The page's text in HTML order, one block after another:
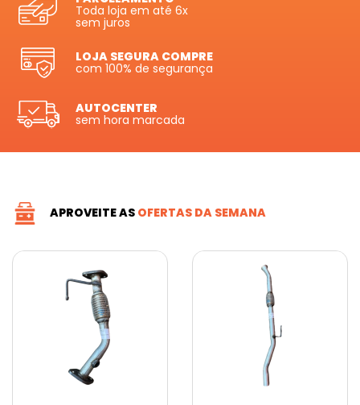
Toda loja em até 6x
sem juros
LOJA SEGURA COMPRE
com 100% de segurança
AUTOCENTER
sem hora marcada
APROVEITE AS OFERTAS DA SEMANA